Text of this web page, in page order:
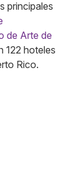
principales
de Arte de
122 hoteles
Rico.